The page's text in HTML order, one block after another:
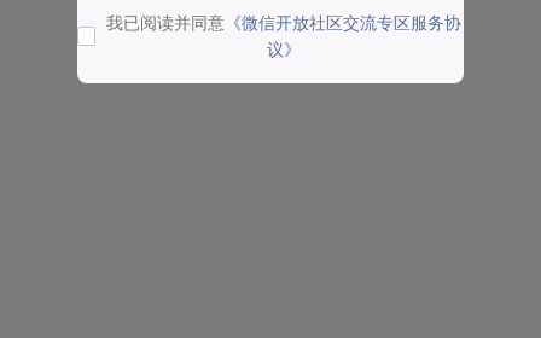
我已阅读并同意 《微信开放社区交流专区服务协
议》